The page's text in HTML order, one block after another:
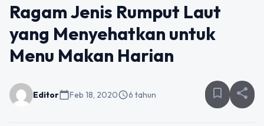
Ragam Jenis Rumput Laut
yang Menyehatkan untuk
Menu Makan Harian
Editorcalendar_todayFeb 18, 2020schedule6 tahun bookmark_border share